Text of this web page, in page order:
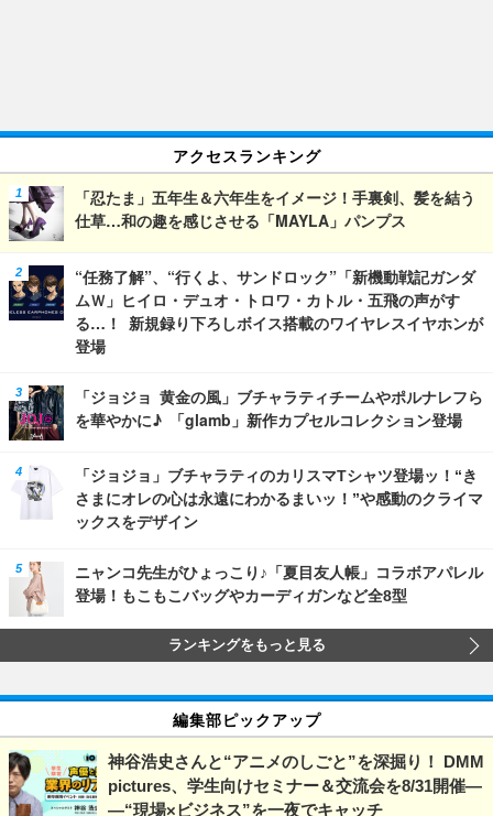
アクセスランキング
「忍たま」五年生＆六年生をイメージ！手裏剣、髪を結う
仕草…和の趣を感じさせる「MAYLA」パンプス
“任務了解”、“行くよ、サンドロック”「新機動戦記ガンダ
ムＷ」ヒイロ・デュオ・トロワ・カトル・五飛の声がす
る…！ 新規録り下ろしボイス搭載のワイヤレスイヤホンが
登場
「ジョジョ 黄金の風」ブチャラティチームやポルナレフら
を華やかに♪ 「glamb」新作カプセルコレクション登場
「ジョジョ」ブチャラティのカリスマTシャツ登場ッ！“き
さまにオレの心は永遠にわかるまいッ！”や感動のクライマ
ックスをデザイン
ニャンコ先生がひょっこり♪「夏目友人帳」コラボアパレル
登場！もこもこバッグやカーディガンなど全8型
ランキングをもっと見る
編集部ピックアップ
神谷浩史さんと“アニメのしごと”を深掘り！ DMM
pictures、学生向けセミナー＆交流会を8/31開催―
―“現場×ビジネス”を一夜でキャッチ